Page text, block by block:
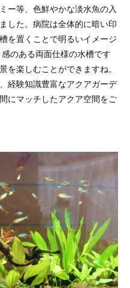
ー等、色鮮やかな淡水魚の入
した。病院は全体的に暗い印
を置くことで明るいイメージ
のある両面仕様の水槽です
を楽しむことができますね。
経験知識豊富なアクアガーデ
にマッチしたアクア空間をご